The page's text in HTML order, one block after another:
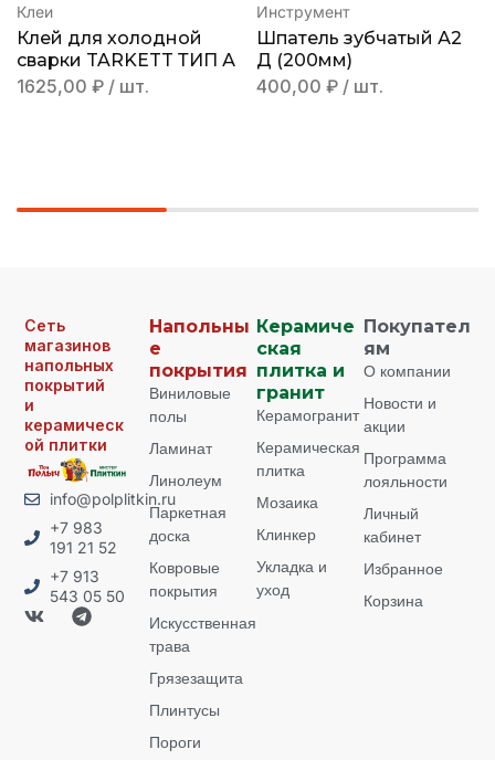
Клеи
Клей для холодной
сварки TARKETT ТИП А
1625,00 ₽ / шт.
Инструмент
Шпатель зубчатый А2
Д (200мм)
400,00 ₽ / шт.
Сеть
магазинов
напольных
покрытий
и
керамическ
ой плитки
info@polplitkin.ru
+7 983
191 21 52
+7 913
543 05 50
Напольны
е
покрытия
Виниловые
полы
Ламинат
Линолеум
Паркетная
доска
Ковровые
покрытия
Искусственная
трава
Грязезащита
Плинтусы
Пороги
Керамиче
ская
плитка и
гранит
Керамогранит
Керамическая
плитка
Мозаика
Клинкер
Укладка и
уход
Покупател
ям
О компании
Новости и
акции
Программа
лояльности
Личный
кабинет
Избранное
Корзина